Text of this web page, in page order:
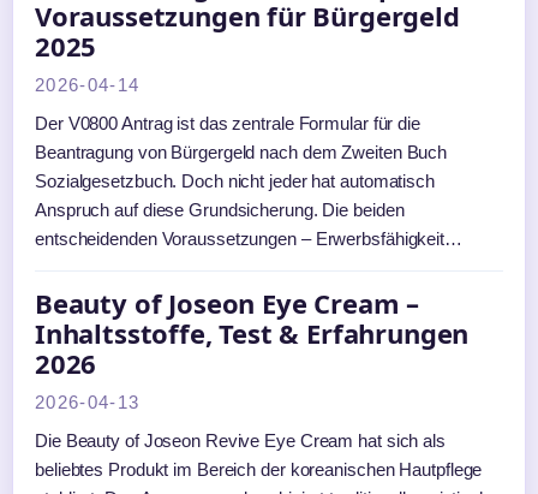
Voraussetzungen für Bürgergeld
2025
2026-04-14
Der V0800 Antrag ist das zentrale Formular für die
Beantragung von Bürgergeld nach dem Zweiten Buch
Sozialgesetzbuch. Doch nicht jeder hat automatisch
Anspruch auf diese Grundsicherung. Die beiden
entscheidenden Voraussetzungen – Erwerbsfähigkeit…
Beauty of Joseon Eye Cream –
Inhaltsstoffe, Test & Erfahrungen
2026
2026-04-13
Die Beauty of Joseon Revive Eye Cream hat sich als
beliebtes Produkt im Bereich der koreanischen Hautpflege